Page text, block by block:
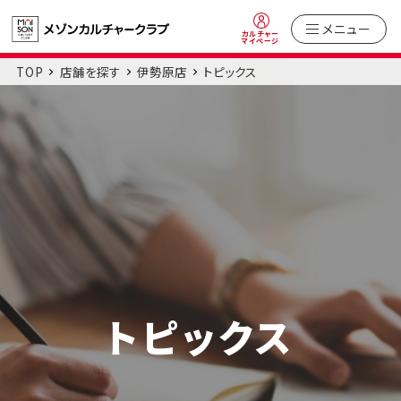
カルチャー
マイページ
メニュー
トピックス
TOP 店舗を探す 伊勢原店 トピックス